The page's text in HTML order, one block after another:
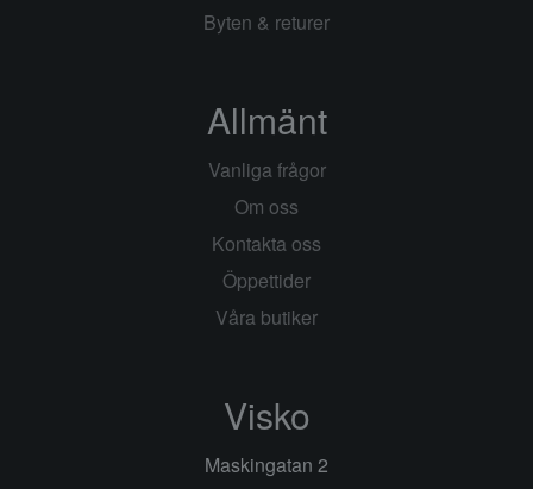
Byten & returer
Allmänt
Vanliga frågor
Om oss
Kontakta oss
Öppettider
Våra butiker
Visko
Maskingatan 2